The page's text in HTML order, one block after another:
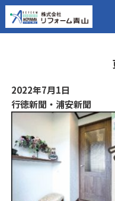
2022年7月1日
行徳新聞・浦安新聞